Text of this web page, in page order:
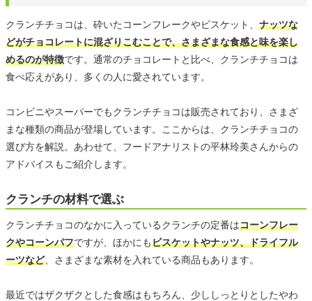
クランチチョコは、砕いたコーンフレークやビスケット、 ナッツな
どがチョコレートに混ざりこむことで、さまざまな食感と味を楽し
めるのが特徴です。通常のチョコレートと比べ、クランチチョコは
食べ応えがあり、多くの人に愛されています。
コンビニやスーパーでもクランチチョコは販売されており、さまざ
まな種類の商品が登場しています。ここからは、クランチチョコの
選び方を解説。あわせて、フードアナリストの平林玲美さんからの
アドバイスもご紹介します。
クランチの材料で選ぶ
クランチチョコのなかに入っているクランチの定番はコーンフレー
クやコーンパフですが、ほかにもビスケットやナッツ、ドライフル
ーツなど、さまざまな素材を入れている商品もあります。
最近ではザクザクとした食感はもちろん、少ししっとりとしたやわ